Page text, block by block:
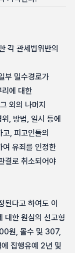
각 관세법위반의
부 밀수경로가
에 대한
외의 나머지
, 방법, 일시 등에
, 피고인들의
여 유죄를 인정한
결로 취소되어야
된다고 하여도 이
대한 원심의 선고형
원, 몰수 및 307,
집행유예 2년 및